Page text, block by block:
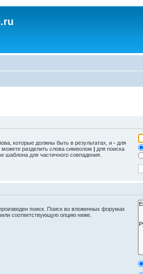
которые должны быть в результатах, и - для
разделить слова символом | для поиска
шаблона для частичного совпадения.
поиск. Поиск во вложенных форумах
соответствующую опцию ниже.